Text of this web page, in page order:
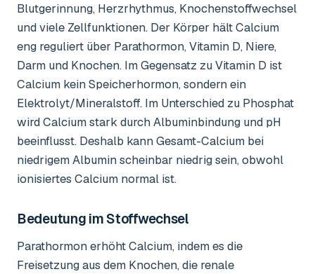
Blutgerinnung, Herzrhythmus, Knochenstoffwechsel
und viele Zellfunktionen. Der Körper hält Calcium
eng reguliert über Parathormon, Vitamin D, Niere,
Darm und Knochen. Im Gegensatz zu Vitamin D ist
Calcium kein Speicherhormon, sondern ein
Elektrolyt/Mineralstoff. Im Unterschied zu Phosphat
wird Calcium stark durch Albuminbindung und pH
beeinflusst. Deshalb kann Gesamt-Calcium bei
niedrigem Albumin scheinbar niedrig sein, obwohl
ionisiertes Calcium normal ist.
Bedeutung im Stoffwechsel
Parathormon erhöht Calcium, indem es die
Freisetzung aus dem Knochen, die renale